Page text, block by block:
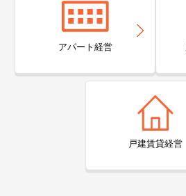
アパート経営
戸建賃貸経営